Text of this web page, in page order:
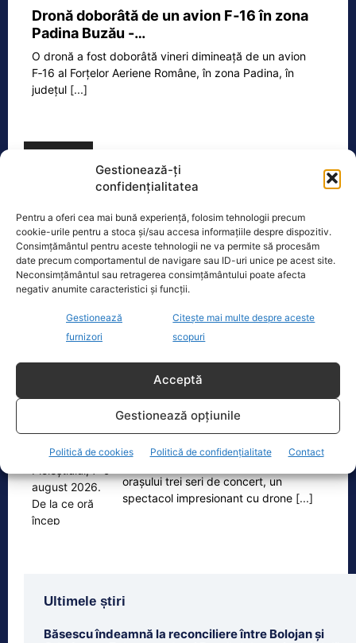
Gestionează-ți
confidențialitatea
Pentru a oferi cea mai bună experiență, folosim tehnologii precum
cookie-urile pentru a stoca și/sau accesa informațiile despre dispozitiv.
Consimțământul pentru aceste tehnologii ne va permite să procesăm
date precum comportamentul de navigare sau ID-uri unice pe acest site.
Neconsimțământul sau retragerea consimțământului poate afecta
negativ anumite caracteristici și funcții.
Gestionează
furnizori
Citește mai multe despre aceste
scopuri
Acceptă
Gestionează opțiunile
Politică de cookies Politică de confidențialitate Contact
Dronă doborâtă de un avion F‑16 în zona
Padina Buzău -…
O dronă a fost doborâtă vineri dimineață de un avion
F‑16 al Forțelor Aeriene Române, în zona Padina, în
județul [...]
Ecopolitic
Bolojan dă undă verde Transelectrica să
taie curentul companiilor, în contextul…
Ilie Bolojan a transmis astăzi că va da
undă verde Transelectrica să taie
curentul companiilor, în contextul
actualei crize energetice[...]
Zilele Ploieștiului, 7-9 august 2026. De la ce oră încep
Zilele Ploieștiului, organizate în
orașului trei seri de concert, un
spectacol impresionant cu drone [...]
Ultimele știri
Băsescu îndeamnă la reconciliere între Bolojan și